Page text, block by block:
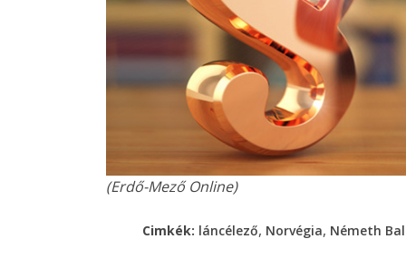
(Erdő-Mező Online)
Cimkék: láncélező, Norvégia, Németh